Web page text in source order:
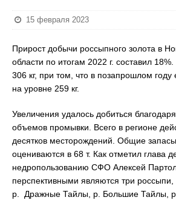
15 февраля 2023
Прирост добычи россыпного золота в
области по итогам 2022 г. составил 18%.
306 кг, при том, что в позапрошлом году
на уровне 259 кг.
Увеличения удалось добиться
объемов промывки. Всего в регионе
десятков месторождений. Общие запасы
оцениваются в 68 т. Как отметил глава
недропользованию СФО Алексей
перспективными являются три
р. Дражные Тайлы, р. Большие Тайлы, р.